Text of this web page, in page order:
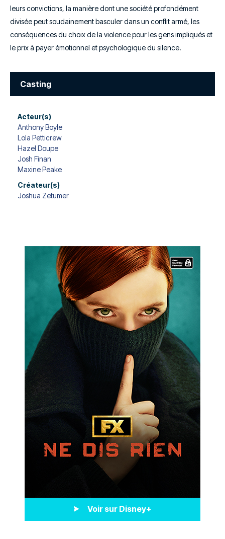
leurs convictions, la manière dont une société profondément
divisée peut soudainement basculer dans un conflit armé, les
conséquences du choix de la violence pour les gens impliqués et
le prix à payer émotionnel et psychologique du silence.
Casting
Acteur(s)
Anthony Boyle
Lola Petticrew
Hazel Doupe
Josh Finan
Maxine Peake
Créateur(s)
Joshua Zetumer
Voir sur Disney+